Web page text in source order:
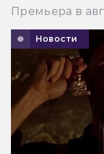
Премьера в
Новости